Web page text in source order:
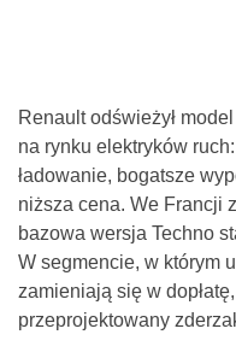
Renault odświeżył
na rynku elektryków
ładowanie, bogatsze
niższa cena. We Francji
bazowa wersja Techno
W segmencie, w którym
zamieniają się w
przeprojektowany